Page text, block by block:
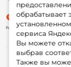
обрабатывает
сервиса
Вы можете
выбрав
Также вы